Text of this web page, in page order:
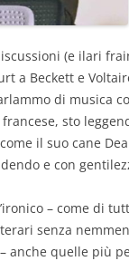
(e ilari
a Beckett e
di musica
sto
il suo cane
e con
– come di
senza
anche quelle più